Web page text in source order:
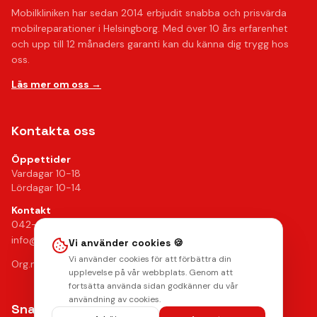
Mobilkliniken har sedan 2014 erbjudit snabba och prisvärda
mobilreparationer i Helsingborg. Med över 10 års erfarenhet
och upp till 12 månaders garanti kan du känna dig trygg hos
oss.
Läs mer om oss →
Kontakta oss
Öppettider
Vardagar 10-18
Lördagar 10-14
Kontakt
042-24 25 02
info@mobilkliniken.se
Org.nr: 556946-9199
Snabblänkar
Vi använder cookies 🍪
Vi använder cookies för att förbättra din
upplevelse på vår webbplats. Genom att
fortsätta använda sidan godkänner du vår
användning av cookies.